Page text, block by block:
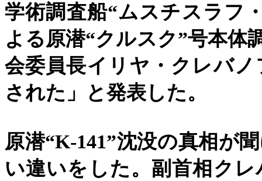
学術調査船“ムスチスラフ
よる原潜“クルスク”号本体
会委員長イリヤ・クレバ
された」と発表した。
原潜“K-141”沈没の真相が
い違いをした。副首相ク